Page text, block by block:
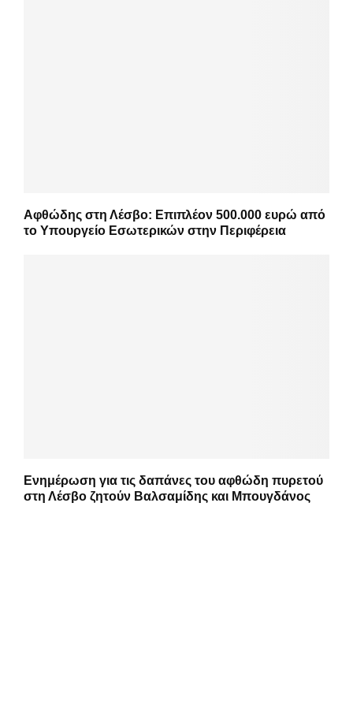
Αφθώδης στη Λέσβο: Επιπλέον 500.000 ευρώ από
το Υπουργείο Εσωτερικών στην Περιφέρεια
Ενημέρωση για τις δαπάνες του αφθώδη πυρετού
στη Λέσβο ζητούν Βαλσαμίδης και Μπουγδάνος